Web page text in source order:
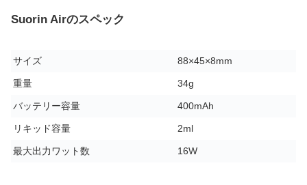
Suorin Airのスペック
サイズ 88×45×8mm
重量 34g
バッテリー容量 400mAh
リキッド容量 2ml
最大出力ワット数 16W